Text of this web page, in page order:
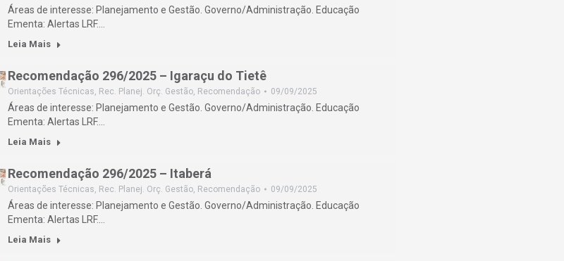
Áreas de interesse: Planejamento e Gestão. Governo/Administração. Educação
Ementa: Alertas LRF.…
Leia Mais
Recomendação 296/2025 – Igaraçu do Tietê
Orientações Técnicas, Rec. Planej. Orç. Gestão, Recomendação 09/09/2025
Áreas de interesse: Planejamento e Gestão. Governo/Administração. Educação
Ementa: Alertas LRF.…
Leia Mais
Recomendação 296/2025 – Itaberá
Orientações Técnicas, Rec. Planej. Orç. Gestão, Recomendação 09/09/2025
Áreas de interesse: Planejamento e Gestão. Governo/Administração. Educação
Ementa: Alertas LRF.…
Leia Mais